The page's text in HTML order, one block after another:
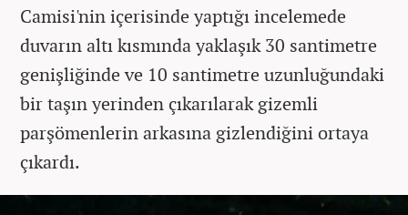
Camisi'nin içerisinde yaptığı incelemede
duvarın altı kısmında yaklaşık 30 santimetre
genişliğinde ve 10 santimetre uzunluğundaki
bir taşın yerinden çıkarılarak gizemli
parşömenlerin arkasına gizlendiğini ortaya
çıkardı.